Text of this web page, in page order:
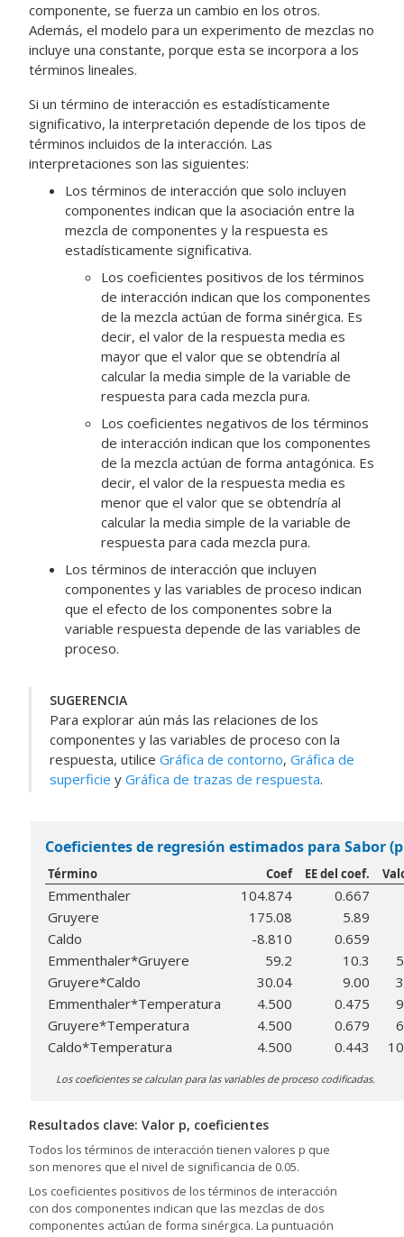
componente, se fuerza un cambio en los otros.
Además, el modelo para un experimento de mezclas no
incluye una constante, porque esta se incorpora a los
términos lineales.
Si un término de interacción es estadísticamente
significativo, la interpretación depende de los tipos de
términos incluidos de la interacción. Las
interpretaciones son las siguientes:
Los términos de interacción que solo incluyen
componentes indican que la asociación entre la
mezcla de componentes y la respuesta es
estadísticamente significativa.
Los coeficientes positivos de los términos
de interacción indican que los componentes
de la mezcla actúan de forma sinérgica. Es
decir, el valor de la respuesta media es
mayor que el valor que se obtendría al
calcular la media simple de la variable de
respuesta para cada mezcla pura.
Los coeficientes negativos de los términos
de interacción indican que los componentes
de la mezcla actúan de forma antagónica. Es
decir, el valor de la respuesta media es
menor que el valor que se obtendría al
calcular la media simple de la variable de
respuesta para cada mezcla pura.
Los términos de interacción que incluyen
componentes y las variables de proceso indican
que el efecto de los componentes sobre la
variable respuesta depende de las variables de
proceso.
SUGERENCIA
Para explorar aún más las relaciones de los
componentes y las variables de proceso con la
respuesta, utilice Gráfica de contorno, Gráfica de
superficie y Gráfica de trazas de respuesta.
Coeficientes de regresión estimados para Sabor
Término Coef EE del coef.
Emmenthaler 104.874
0.667
Gruyere
175.08
5.89
Caldo
-8.810
0.659
Emmenthaler*Gruyere
59.2 10.3
Gruyere*Caldo
30.04 9.00
Emmenthaler*Temperatura
4.500 0.475
Gruyere*Temperatura
4.500 0.679
Caldo*Temperatura
4.500 0.443
Los coeficientes se calculan para las variables de proceso codificadas.
Resultados clave: Valor p, coeficientes
Todos los términos de interacción tienen valores p que
son menores que el nivel de significancia de 0.05.
Los coeficientes positivos de los términos de interacción
con dos componentes indican que las mezclas de dos
componentes actúan de forma sinérgica. La puntuación